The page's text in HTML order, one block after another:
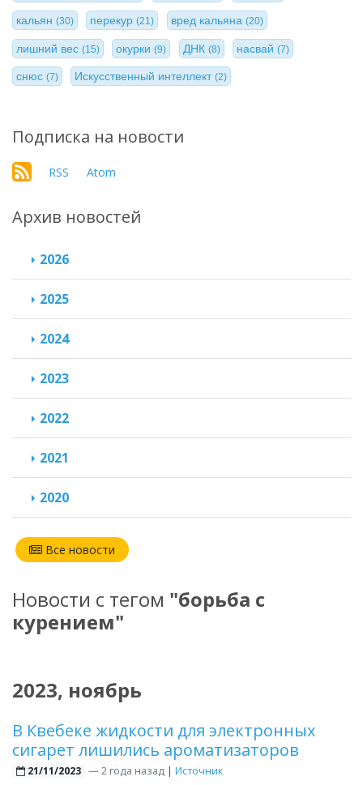
Новости с тегом "борьба с
курением"
2023, ноябрь
В Квебеке жидкости для электронных
сигарет лишились ароматизаторов
21/11/2023 —2 года назад | Источник
кальян (30) перекур(21) вред кальяна (20)
лишний вес (15) окурки(9) ДНК (8) насвай(7)
снюс (7) Искусственный интеллект(2)
Подписка на новости
RSS Atom
Архив новостей
2026
2025
2024
2023
2022
2021
2020
Все новости